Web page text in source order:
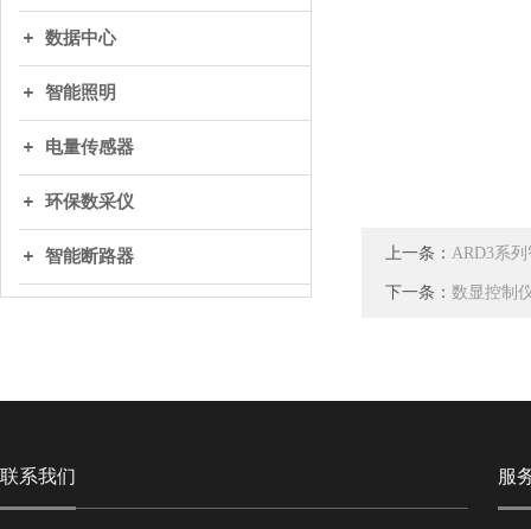
数据中心
智能照明
电量传感器
环保数采仪
智能断路器 上一条： ARD3系
下一条： 数显控制
联系我们 服